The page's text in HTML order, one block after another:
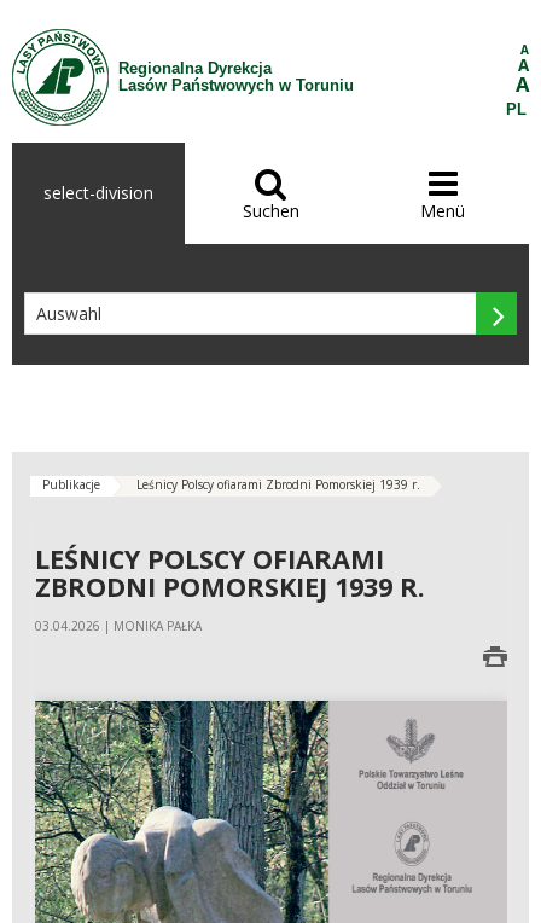
Zum Inhalt wechseln
Regionalna Dyrekcja
Lasów Państwowych w Toruniu
A
A
A
PL
select-division 
Suchen

Menü

Publikacje Leśnicy Polscy ofiarami Zbrodni Pomorskiej 1939 r.
LEŚNICY POLSCY OFIARAMI
ZBRODNI POMORSKIEJ 1939 R.
03.04.2026 | MONIKA PAŁKA